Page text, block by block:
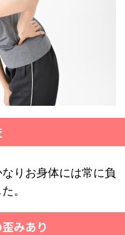
りお身体には常に負
。
みあり